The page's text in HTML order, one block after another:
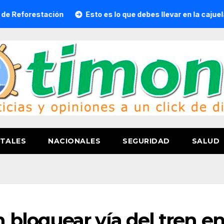
Esto es lo que debes llevar en la cajuela para
NACIONALES SEGURIDAD SALUD